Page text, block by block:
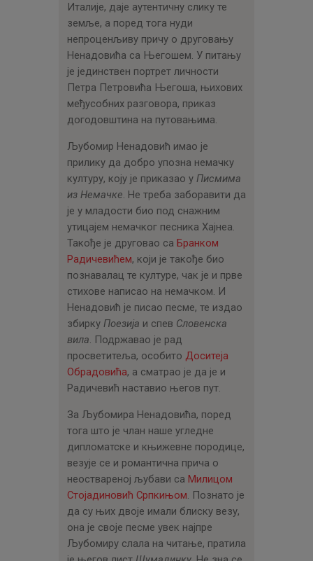
Италије, даје аутентичну слику те
земље, а поред тога нуди
непроценљиву причу о друговању
Ненадовића са Његошем. У питању
је јединствен портрет личности
Петра Петровића Његоша, њихових
међусобних разговора, приказ
догодовштина на путовањима.
Љубомир Ненадовић имао је
прилику да добро упозна немачку
културу, коју је приказао у Писмима
из Немачке. Не треба заборавити да
је у младости био под снажним
утицајем немачког песника Хајнеа.
Такође је друговао са Бранком
Радичевићем, који је такође био
познавалац те културе, чак је и прве
стихове написао на немачком. И
Ненадовић је писао песме, те издао
збирку Поезија и спев Словенска
вила. Подржавао је рад
просветитеља, особито Доситеја
Обрадовића, а сматрао је да је и
Радичевић наставио његов пут.
За Љубомира Ненадовића, поред
тога што је члан наше угледне
дипломатске и књижевне породице,
везује се и романтична прича о
неоствареној љубави са Милицом
Стојадиновић Српкињом. Познато је
да су њих двоје имали блиску везу,
она је своје песме увек најпре
Љубомиру слала на читање, пратила